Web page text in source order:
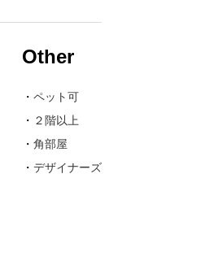
Other
・ ペット可
・ ２階以上
・ 角部屋
・ デザイナーズ